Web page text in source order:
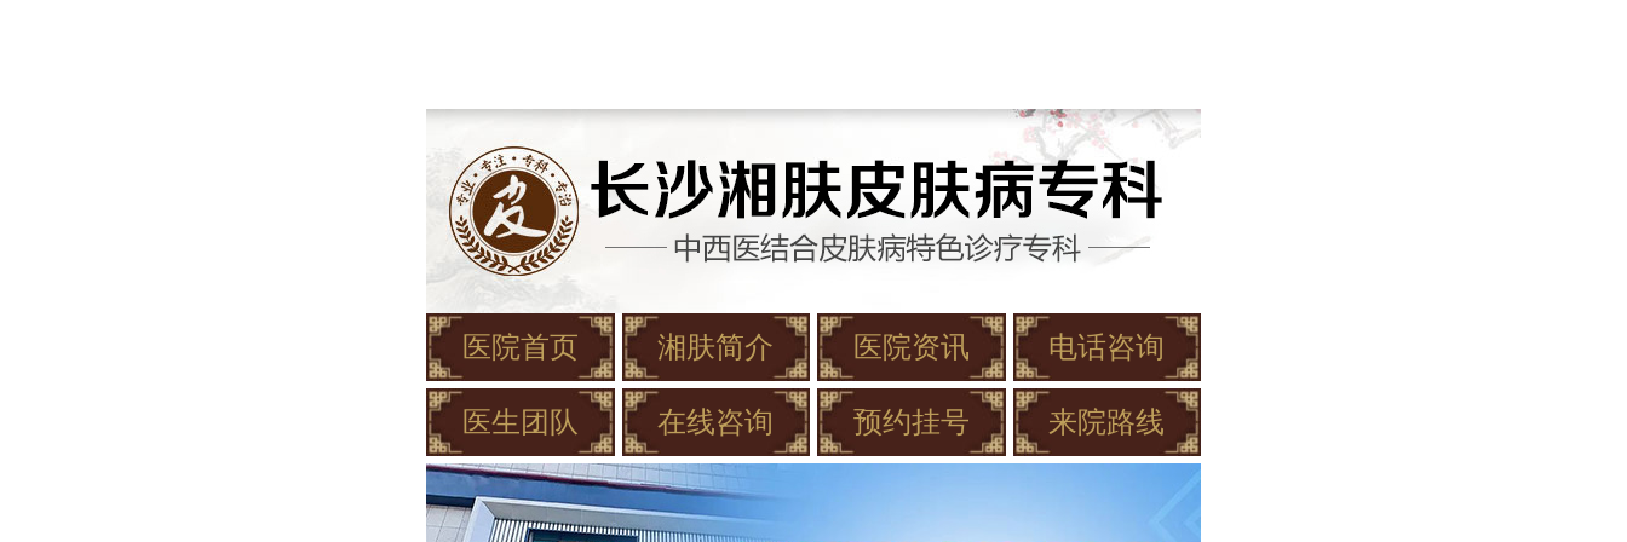
医院首页 湘肤简介 医院资讯 电话咨询
医生团队 在线咨询 预约挂号 来院路线